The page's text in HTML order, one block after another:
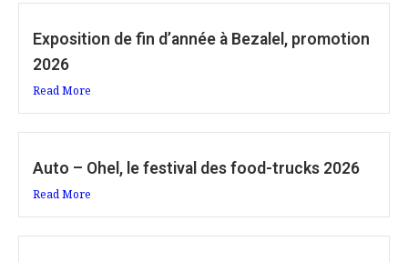
Exposition de fin d’année à Bezalel, promotion
2026
Read More
Auto – Ohel, le festival des food-trucks 2026
Read More